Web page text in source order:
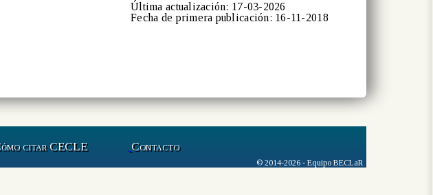
Última actualización: 17-03-2026
Fecha de primera publicación: 16-11-2018
citar CECLE Contacto
© 2014-2026 - Equipo BECLaR